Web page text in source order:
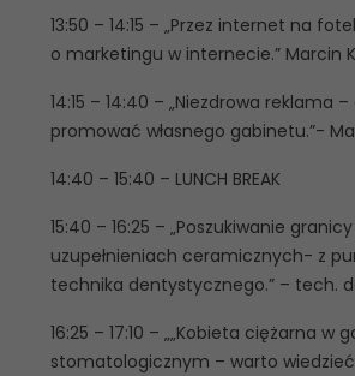
13:50 – 14:15 – „Przez internet na
o marketingu w internecie.” Marcin
14:15 – 14:40 – „Niezdrowa reklama
promować własnego gabinetu.”-
14:40 – 15:40 – LUNCH BREAK
15:40 – 16:25 – „Poszukiwanie
uzupełnieniach ceramicznych- z
technika dentystycznego.” – tech.
16:25 – 17:10 – „„Kobieta ciężarna w
stomatologicznym – warto